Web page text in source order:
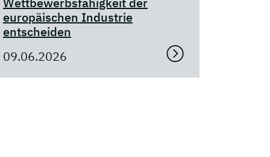
europäischen Industrie
entscheiden
09.06.2026